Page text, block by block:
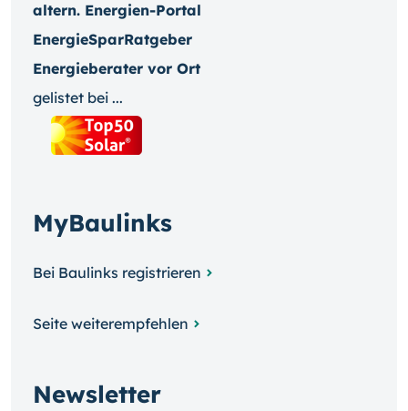
altern. Energien-Portal
EnergieSparRatgeber
Energieberater vor Ort
gelistet bei ...
MyBaulinks
Bei Baulinks registrieren
Seite weiterempfehlen
Newsletter